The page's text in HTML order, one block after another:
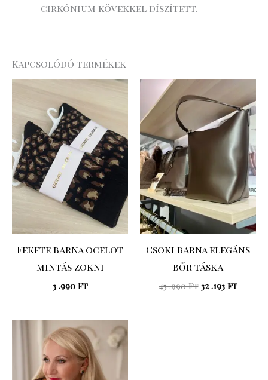
cirkónium kövekkel díszített.
Kapcsolódó termékek
Fekete barna ocelot
mintás zokni
3 .990 Ft
Csoki barna elegáns
bőr táska
45 .990Ft
price
was:
.990 Ft.
32 .193 Ft
price
is:
32
.193 Ft.